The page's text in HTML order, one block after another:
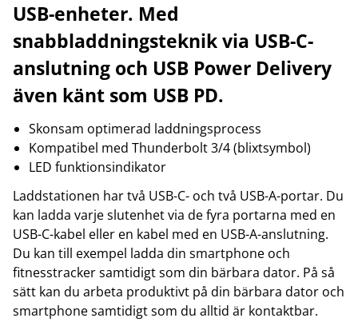
USB-enheter. Med
snabbladdningsteknik via USB-C-
anslutning och USB Power Delivery
även känt som USB PD.
Skonsam optimerad laddningsprocess
Kompatibel med Thunderbolt 3/4 (blixtsymbol)
LED funktionsindikator
Laddstationen har två USB-C- och två USB-A-portar. Du
kan ladda varje slutenhet via de fyra portarna med en
USB-C-kabel eller en kabel med en USB-A-anslutning.
Du kan till exempel ladda din smartphone och
fitnesstracker samtidigt som din bärbara dator. På så
sätt kan du arbeta produktivt på din bärbara dator och
smartphone samtidigt som du alltid är kontaktbar.